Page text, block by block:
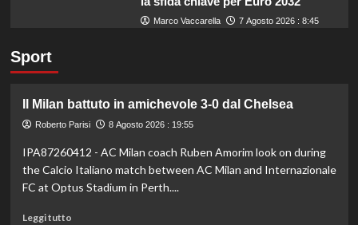
Marco Vaccarella 7 Agosto 2026 : 8:45
Sport
Il Milan battuto in amichevole 3-0 dal Chelsea
Roberto Parisi 8 Agosto 2026 : 19:55
IPA87260412 - AC Milan coach Ruben Amorim look on during
the Calcio Italiano match between AC Milan and Internazionale
FC at Optus Stadium in Perth....
Leggi tuttoLeggi